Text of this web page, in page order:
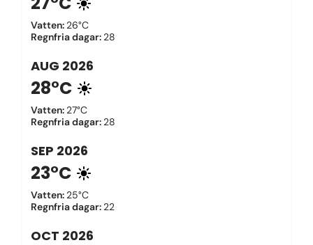
Vatten: 26°C
Regnfria dagar: 28
AUG 2026
28°C
Vatten: 27°C
Regnfria dagar: 28
SEP 2026
23°C
Vatten: 25°C
Regnfria dagar: 22
OCT 2026